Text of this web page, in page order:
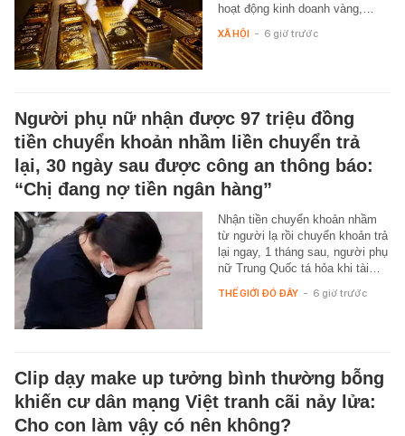
hoạt động kinh doanh vàng,…
XÃ HỘI - 6 giờ trước
Người phụ nữ nhận được 97 triệu đồng
tiền chuyển khoản nhầm liền chuyển trả
lại, 30 ngày sau được công an thông báo:
“Chị đang nợ tiền ngân hàng”
Nhận tiền chuyển khoản nhầm
từ người lạ rồi chuyển khoản trả
lại ngay, 1 tháng sau, người phụ
nữ Trung Quốc tá hỏa khi tài…
THẾ GIỚI ĐÓ ĐÂY - 6 giờ trước
Clip dạy make up tưởng bình thường bỗng
khiến cư dân mạng Việt tranh cãi nảy lửa:
Cho con làm vậy có nên không?